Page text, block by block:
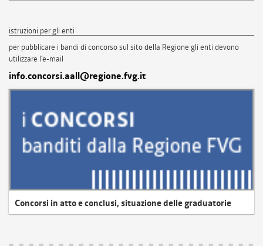
istruzioni per gli enti
per pubblicare i bandi di concorso sul sito della Regione gli enti devono
utilizzare l'e-mail
info.concorsi.aall@regione.fvg.it
Concorsi in atto e conclusi, situazione delle graduatorie